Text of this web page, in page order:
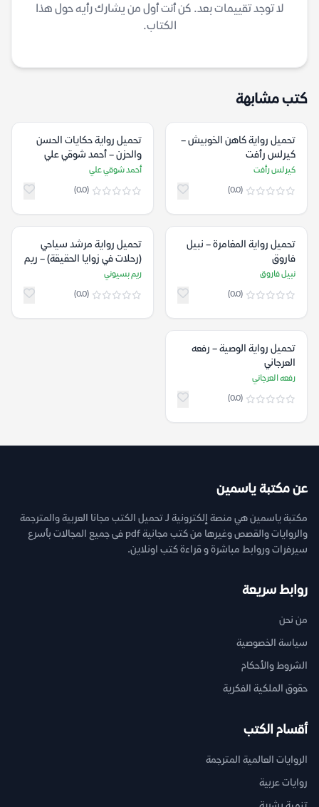
لا توجد تقييمات بعد. كن أنت أول من يشارك رأيه حول هذا
الكتاب.
كتب مشابهة
تحميل رواية كاهن الخوبيش –
كيرلس رأفت
كيرلس رأفت
(0.0)
تحميل رواية حكايات الحسن
والحزن – أحمد شوقي علي
أحمد شوقي علي
(0.0)
تحميل رواية المغامرة – نبيل
فاروق
نبيل فاروق
(0.0)
تحميل رواية مرشد سياحي
(رحلات في زوايا الحقيقة) – ريم
بسيوني
ريم بسيوني
(0.0)
تحميل رواية الوصية – رفعه
العرجاني
رفعه العرجاني
(0.0)
عن مكتبة ياسمين
مكتبة ياسمين هي منصة إلكترونية لـ تحميل الكتب مجانا العربية والمترجمة
والروايات والقصص وغيرها من كتب مجانية pdf فى جميع المجالات بأسرع
سيرفرات وروابط مباشرة و قراءة كتب اونلاين.
روابط سريعة
من نحن
سياسة الخصوصية
الشروط والأحكام
حقوق الملكية الفكرية
أقسام الكتب
الروايات العالمية المترجمة
روايات عربية